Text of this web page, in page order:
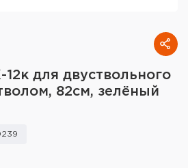
ношения
для двуствольного
82см, зелёный